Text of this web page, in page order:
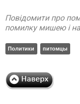
Повідомити про
помилку мишею і
Политики питомцы